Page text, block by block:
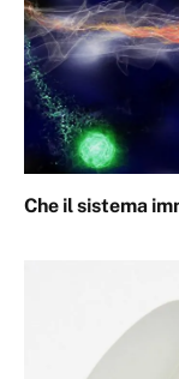
Che il sistema